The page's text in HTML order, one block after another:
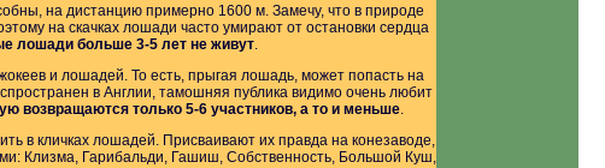
на дистанцию примерно 1600 м. Замечу, что в природе
на скачках лошади часто умирают от остановки сердца
лошади больше 3-5 лет не живут.
и лошадей. То есть, прыгая лошадь, может попасть на
в Англии, тамошняя публика видимо очень любит
возвращаются только 5-6 участников, а то и меньше.
в кличках лошадей. Присваивают их правда на конезаводе,
Клизма, Гарибальди, Гашиш, Собственность, Большой Куш,